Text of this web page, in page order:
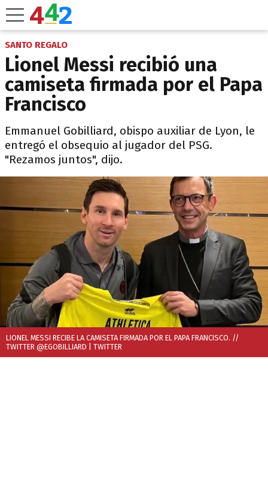
SANTO REGALO
Lionel Messi recibió una
camiseta firmada por el Papa
Francisco
Emmanuel Gobilliard, obispo auxiliar de Lyon, le
entregó el obsequio al jugador del PSG.
"Rezamos juntos", dijo.
LIONEL MESSI RECIBE LA CAMISETA FIRMADA POR EL PAPA FRANCISCO. //
TWITTER @EGOBILLIARD | TWITTER